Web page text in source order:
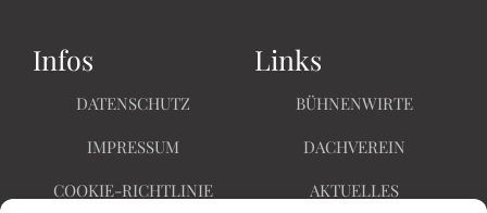
Infos
DATENSCHUTZ
IMPRESSUM
COOKIE-RICHTLINIE
Links
BÜHNENWIRTE
DACHVEREIN
AKTUELLES